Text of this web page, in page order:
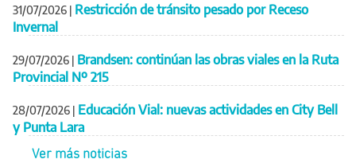
31/07/2026 | Restricción de tránsito pesado por Receso
Invernal
29/07/2026 | Brandsen: continúan las obras viales en la Ruta
Provincial Nº 215
28/07/2026 | Educación Vial: nuevas actividades en City Bell
y Punta Lara
Ver más noticias